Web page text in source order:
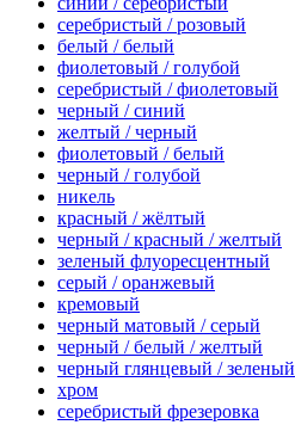
серебристый / розовый
белый / белый
фиолетовый / голубой
серебристый / фиолетовый
черный / синий
желтый / черный
фиолетовый / белый
черный / голубой
никель
красный / жёлтый
черный / красный / желтый
зеленый флуоресцентный
серый / оранжевый
кремовый
черный матовый / серый
черный / белый / желтый
черный глянцевый / зеленый
хром
серебристый фрезеровка